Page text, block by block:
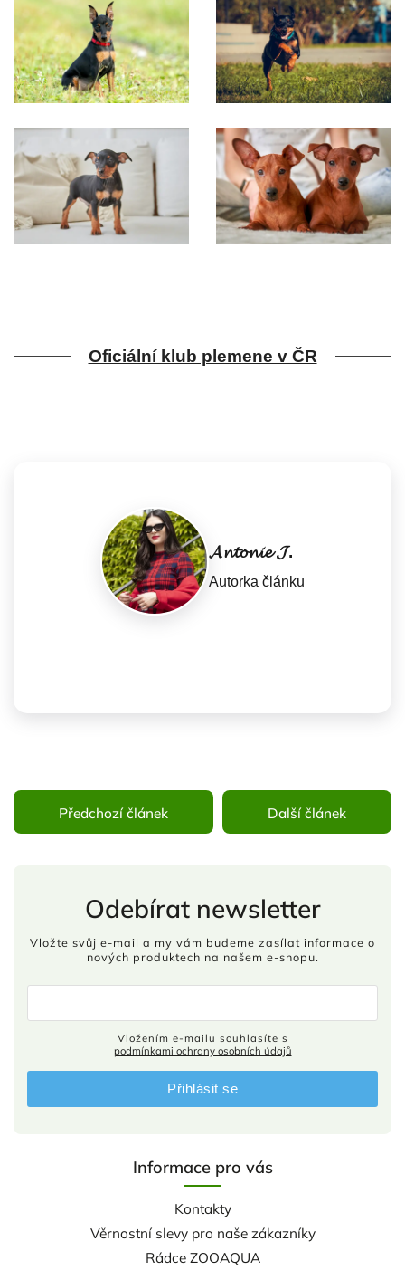
Oficiální klub plemene v ČR
𝓐𝓷𝓽𝓸𝓷𝓲𝓮 𝓙.
Autorka článku
Předchozí článek Další článek
Informace pro vás
Kontakty
Věrnostní slevy pro naše zákazníky
Rádce ZOOAQUA
Odebírat newsletter
Vložte svůj e-mail a my vám budeme zasílat informace o
nových produktech na našem e-shopu.
podmínkami ochrany osobních údajů
Přihlásit se